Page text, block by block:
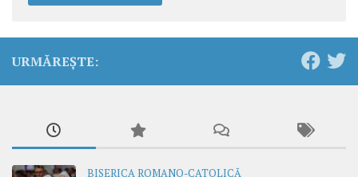
URMĂREȘTE:
BISERICA ROMANO-CATOLICĂ